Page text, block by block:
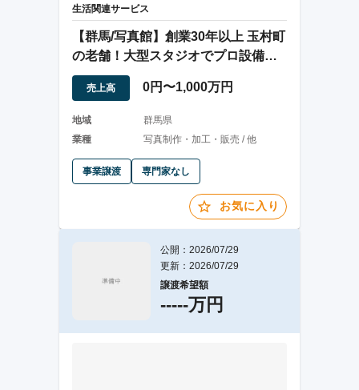
生活関連サービス
【群馬/写真館】創業30年以上 玉村町
の老舗！大型スタジオでプロ設備機
材完備！
売上高 0円〜1,000万円
地域
群馬県
業種
写真制作・加工・販売 / 他
事業譲渡 専門家なし
お気に入り
公開：2026/07/29
更新：2026/07/29
譲渡希望額
-----万円